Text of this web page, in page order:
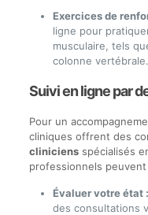
Exercices de
ligne pour
musculaire, tels
colonne vertébrale.
Suivi en ligne par
Pour un
cliniques offrent des
cliniciensspécialisés
professionnels peuvent
Évaluer votre état :
des consultations